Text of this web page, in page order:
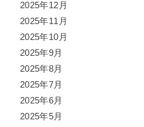
2025年12月
2025年11月
2025年10月
2025年9月
2025年8月
2025年7月
2025年6月
2025年5月